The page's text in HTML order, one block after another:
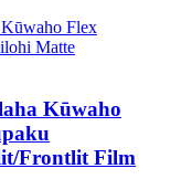
Kūwaho
Frontlit Film